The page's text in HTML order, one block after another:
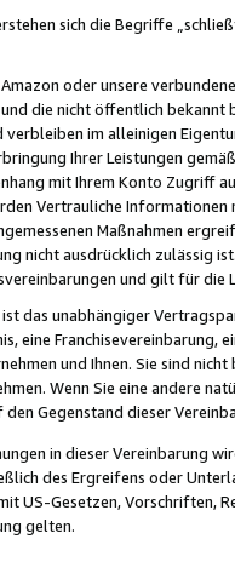
sich die Begriffe
oder unsere
die nicht öffentlich
verbleiben im alleinigen
Ihrer Leistungen
mit Ihrem Konto
Vertrauliche
Maßnahmen
nicht ausdrücklich zulässig
und gilt für die
ist das unabhängiger
eine Franchisevereinbarung,
und Ihnen. Sie sind
Wenn Sie eine andere
Gegenstand dieser
in dieser Vereinbarung
des Ergreifens oder
US-Gesetzen, Vorschriften,
gelten.